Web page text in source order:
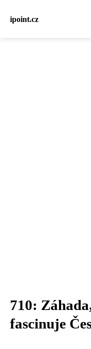
ipoint.cz
710:
fascinuje